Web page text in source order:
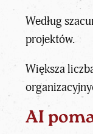
Według
projektów.
Większa
AI